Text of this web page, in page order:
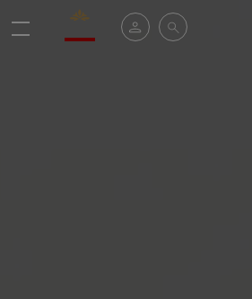
Valrhona - Imaginons le meilleur du chocolat
Mi cuentaBuscar